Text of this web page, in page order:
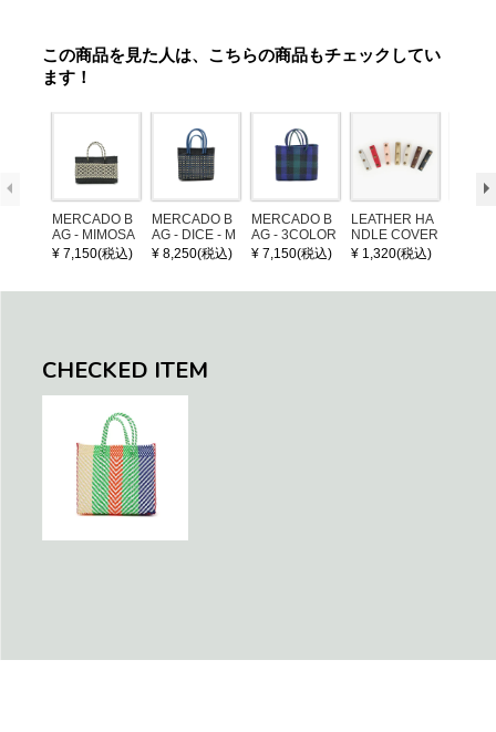
この商品を見た人は、こちらの商品もチェックしてい
ます！
MERCADO B
AG - MIMOSA
- Black / Crea
¥ 7,150(税込)
MERCADO B
AG - DICE - M
OSAIC - Black
¥ 8,250(税込)
MERCADO B
AG - 3COLOR
S CHECK - Bl
¥ 7,150(税込)
LEATHER HA
NDLE COVER
¥ 1,320(税込)
CHECKED ITEM